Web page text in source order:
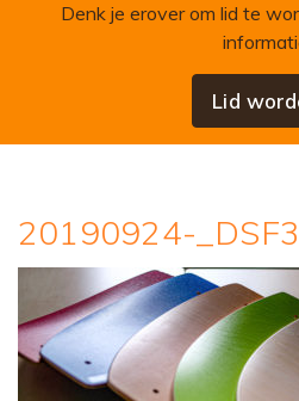
Denk je erover om lid te
Lid
20190924-